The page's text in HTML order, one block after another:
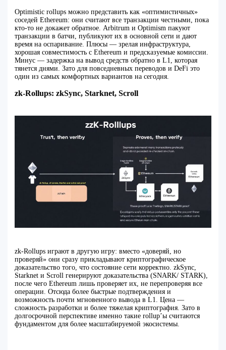
Optimistic rollups можно представить как «оптимистичных»
соседей Ethereum: они считают все транзакции честными, пока
кто‑то не докажет обратное. Arbitrum и Optimism пакуют
транзакции в батчи, публикуют их в основной сети и дают
время на оспаривание. Плюсы — зрелая инфраструктура,
хорошая совместимость с Ethereum и предсказуемые комиссии.
Минус — задержка на вывод средств обратно в L1, которая
тянется днями. Зато для повседневных переводов и DeFi это
один из самых комфортных вариантов на сегодня.
zk‑Rollups: zkSync, Starknet, Scroll
zk‑Rollups играют в другую игру: вместо «доверяй, но
проверяй» они сразу прикладывают криптографическое
доказательство того, что состояние сети корректно. zkSync,
Starknet и Scroll генерируют доказательства (SNARK/ STARK),
после чего Ethereum лишь проверяет их, не перепроверяя все
операции. Отсюда более быстрые подтверждения и
возможность почти мгновенного вывода в L1. Цена —
сложность разработки и более тяжелая криптография. Зато в
долгосрочной перспективе именно такие rollup’ы считаются
фундаментом для более масштабируемой экосистемы.